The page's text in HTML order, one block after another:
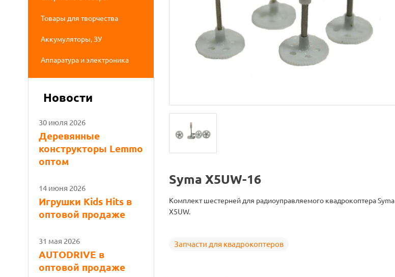
Товары для творчества
Аккумуляторы, ЗУ
Аппаратура и электроника
Новости
30 июля 2026
Деревянные
конструкторы Lemmo
оптом
14 июня 2026
Игрушки Kids Hits в
оптовой продаже
31 мая 2026
AUTODRIVE в
оптовой продаже
Syma X5UW-16
Комплект шестерней для радиоуправляемого квадрокоптера Syma
X5UW.
Запчасти для квадрокоптеров